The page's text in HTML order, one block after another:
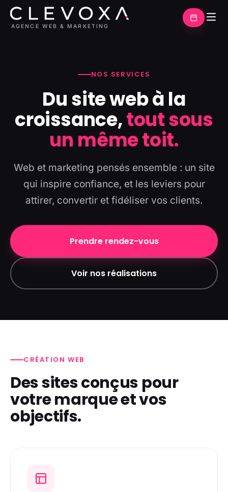
AGENCE WEB & MARKETING
NOS SERVICES
Du site web à la
croissance,tout sous
un même toit.
Web et marketing pensés ensemble : un site
qui inspire confiance, et les leviers pour
attirer, convertir et fidéliser vos clients.
Prendre rendez-vous
Voir nos réalisations
CRÉATION WEB
Des sites conçus pour
votre marque et vos
objectifs.